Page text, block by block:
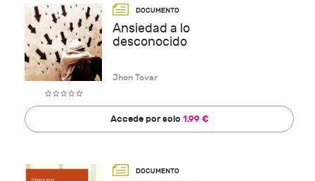
Ansiedad a lo
desconocido
Jhon Tovar
Accede por solo1.99 €